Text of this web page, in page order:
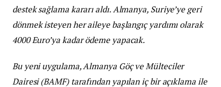
destek sağlama kararı aldı. Almanya, Suriye’ye geri
dönmek isteyen her aileye başlangıç yardımı olarak
4000 Euro’ya kadar ödeme yapacak.
Bu yeni uygulama, Almanya Göç ve Mülteciler
Dairesi (BAMF) tarafından yapılan iç bir açıklama ile